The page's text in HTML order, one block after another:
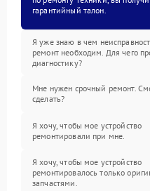
гарантийный талон.
Я уже знаю в чем
ремонт необходим. Для чего
диагностику?
Мне нужен срочный ремонт.
сделать?
Я хочу, чтобы мое устройство
ремонтировали при мне.
Я хочу, чтобы мое устройство
ремонтировалось только
запчастями.